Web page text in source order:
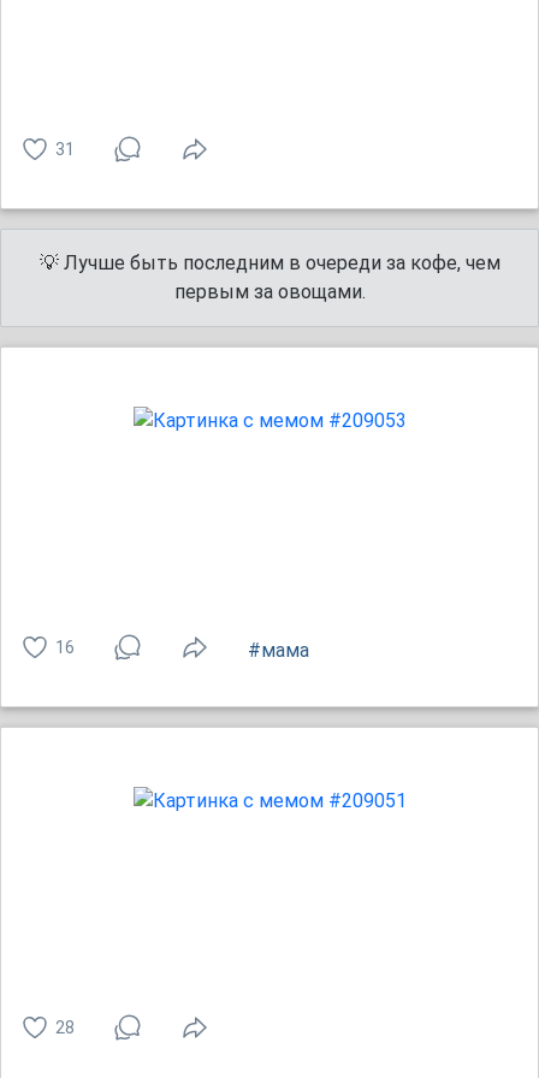
31
💡 Лучше быть последним в очереди за кофе, чем
первым за овощами.
16 #мама
28